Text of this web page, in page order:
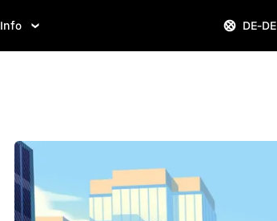
Info DE-DE